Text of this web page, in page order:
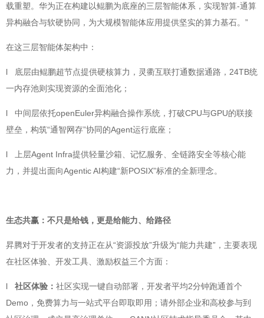
载重塑。华为正在构建以鲲鹏为底座的三层智能体系，实现智算-通算
异构融合与软硬协同，为大规模智能体应用提供坚实的算力基石。”
在这三层智能体架构中：
l 底层由鲲鹏超节点提供硬核算力，灵衢互联打通数据通路，24TB统
一内存池则实现资源的全面池化；
l 中间层依托openEuler异构融合操作系统，打破CPU与GPU的联接
壁垒，构筑“通智网存”协同的Agent运行底座；
l 上层Agent Infra提供轻量沙箱、记忆服务、全链路安全等核心能
力，并提出面向Agentic AI构建“新POSIX”标准的全新理念。
生态共赢：不只是给钱，更是给能力、给路径
昇腾对于开发者的支持正在从“资源投放”升级为“能力共建”，主要表现
在社区体验、开发工具、激励权益三个方面：
l 社区体验： 社区实现一键自动部署，开发者平均2分钟跑通首个
Demo，免费算力与一站式平台即取即用；请外部企业和高校参与到